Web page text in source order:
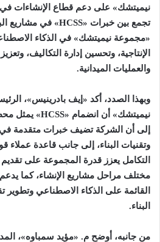
نيميتشك» على دعم قطاع الإنشاءات
تجمع بين خبرات «HCSS» في مشاريع
«مجموعة نيميتشك» في الذكاء
الإنتاجية، وتحسين إدارة التكاليف،
والعمليات الميدانية.
وبهذا الصدد، أكد «إيف بادرينيس»،
نيميتشك» أن انضمام «HCSS» يمثل
إلى أن الشركة تضيف خبرات متقدمة في
وتقنيات البناء، إلى جانب قاعدة عملاء
التكامل يعزز قدرة المجموعة على
مختلف مراحل مشاريع الإنشاء، كما يدعم
القائمة على الذكاء الاصطناعي وتطوير
البناء.
من جانبه، أوضح م. «مؤيد سمباوه»،